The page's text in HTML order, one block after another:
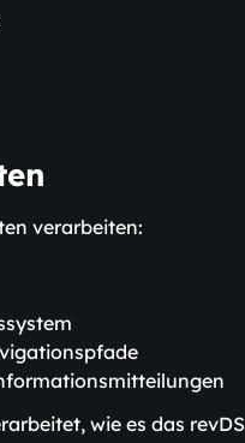
verarbeiten:
wie es das